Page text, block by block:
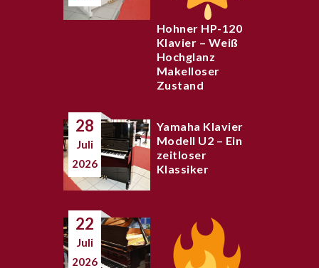
Hohner HP-120
Klavier – Weiß
Hochglanz
Makelloser
Zustand
28
Juli
2026
Yamaha Klavier
Modell U2 – Ein
zeitloser
Klassiker
22
Juli
2026